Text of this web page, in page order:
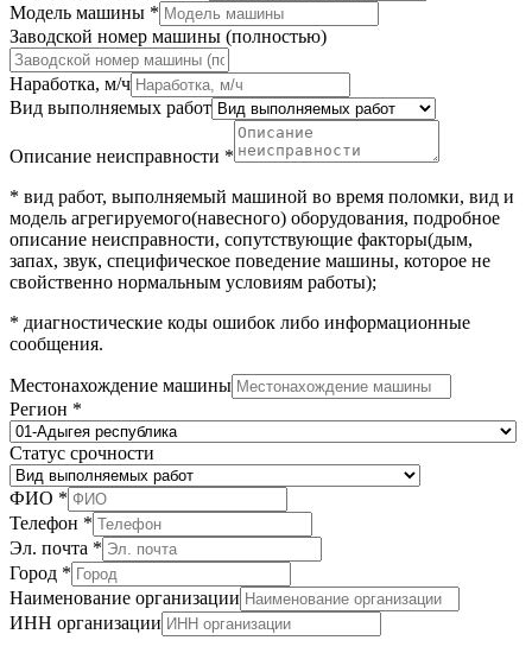
Модель машины *
машины
персональных
обработку
Заводской номер машины (полностью)
Наработка, м/ч
Вид выполняемых работ
Описание неисправности *
* вид работ, выполняемый машиной во время поломки, вид и
модель агрегируемого(навесного) оборудования, подробное
описание неисправности, сопутствующие факторы(дым,
запах, звук, специфическое поведение машины, которое не
свойственно нормальным условиям работы);
* диагностические коды ошибок либо информационные
сообщения.
Местонахождение машины
Регион *
Статус срочности
ФИО *
Телефон *
Эл. почта *
Город *
Наименование организации
ИНН организации